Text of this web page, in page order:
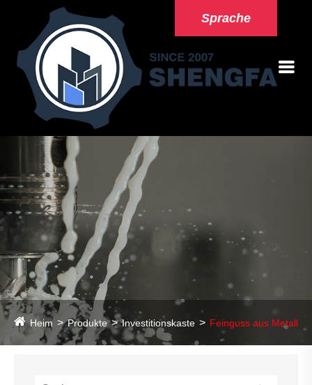
Sprache
Heim Produkte Investitionskaste Feinguss aus Metall